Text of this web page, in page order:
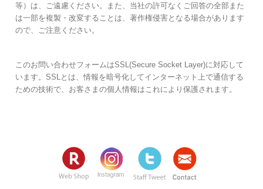
等）は、ご遠慮ください。また、当社の許可なくご回答の全部また
は一部を複製・改変することは、著作権侵害となる場合があります
ので、ご注意ください。
このお問い合わせフォームはSSL(Secure Socket Layer)に対応して
います。SSLとは、情報を暗号化してインターネット上で通信する
ための技術で、お客さまの個人情報はこれにより保護されます。